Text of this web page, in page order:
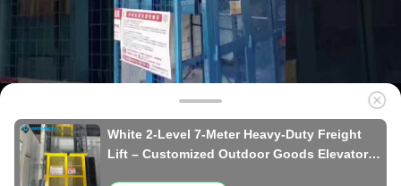
White 2-Level 7-Meter Heavy-Duty Freight
Lift – Customized Outdoor Goods Elevator